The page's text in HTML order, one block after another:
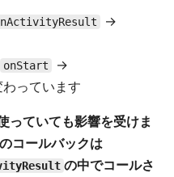
→
onStart →
っています
っていても影響を受けま
のコールバックは
の中でコールさ